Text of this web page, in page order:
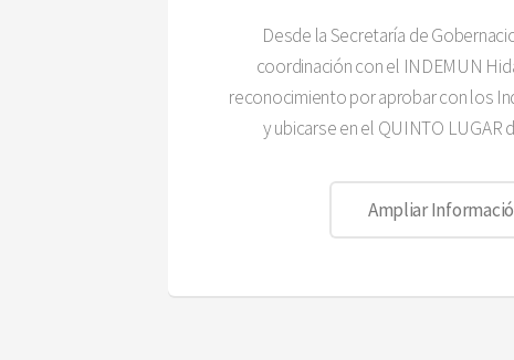
Desde la Secretaría de
coordinación con el INDEMUN
reconocimiento por aprobar con los
y ubicarse en el QUINTO LUGAR
Ampliar